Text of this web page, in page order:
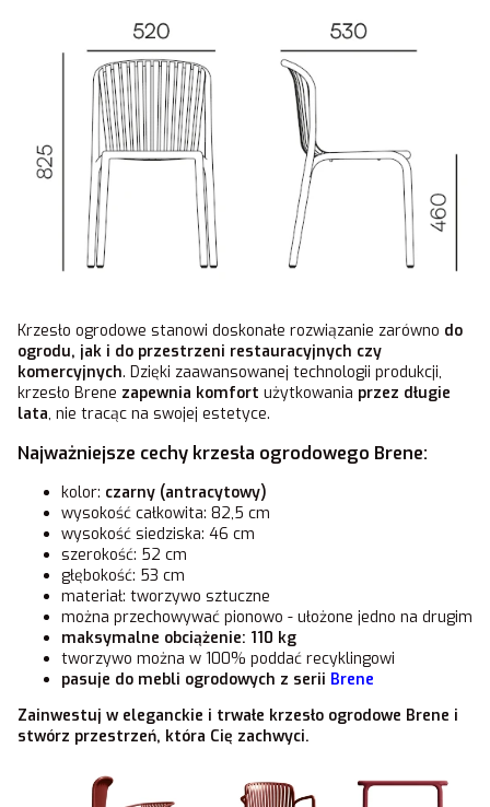
Krzesło ogrodowe stanowi doskonałe rozwiązanie zarówno do
ogrodu, jak i do przestrzeni restauracyjnych czy
komercyjnych. Dzięki zaawansowanej technologii produkcji,
krzesło Brene zapewnia komfort użytkowania przez długie
lata, nie tracąc na swojej estetyce.
Najważniejsze cechy krzesła ogrodowego Brene:
kolor: czarny (antracytowy)
wysokość całkowita: 82,5 cm
wysokość siedziska: 46 cm
szerokość: 52 cm
głębokość: 53 cm
materiał: tworzywo sztuczne
można przechowywać pionowo - ułożone jedno na drugim
maksymalne obciążenie: 110 kg
tworzywo można w 100% poddać recyklingowi
pasuje do mebli ogrodowych z serii Brene
Zainwestuj w eleganckie i trwałe krzesło ogrodowe Brene i
stwórz przestrzeń, która Cię zachwyci.